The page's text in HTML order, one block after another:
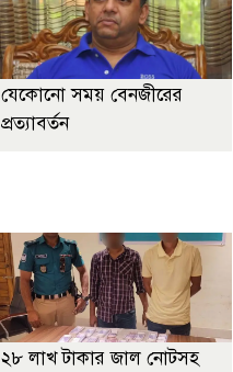
যেকোনো সময় বেনজীরের
প্রত্যাবর্তন
২৮ লাখ টাকার জাল নোটসহ